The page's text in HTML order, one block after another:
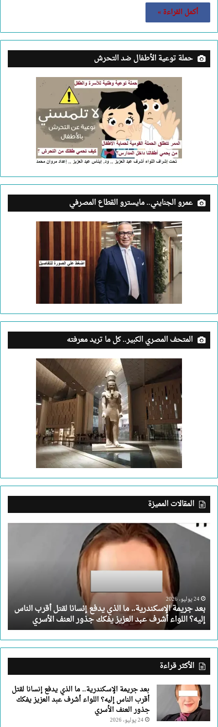
أكمل القراءة »
حملة توعية الأطفال ضد التحرش
عمرو الجنايني.. مايسترو القطاع المصرفي
المتحف المصري الكبير.. كل ما تريد معرفته
المقالات المميزة
بعد
جريمة
لقتل
أقرب
الناس
إليه؟
اللواء
أشرف
عبد
العزيز
جذور
العنف
الأسري
24 يوليو، 2026
بعد جريمة الإسكندرية.. ما الذي يدفع إنسانا لقتل أقرب الناس
إليه؟ اللواء أشرف عبد العزيز يفكك جذور العنف الأسري
الأكثر قراءة
بعد جريمة الإسكندرية.. ما الذي يدفع إنسانا لقتل
أقرب الناس إليه؟ اللواء أشرف عبد العزيز يفكك
جذور العنف الأسري
24 يوليو، 2026